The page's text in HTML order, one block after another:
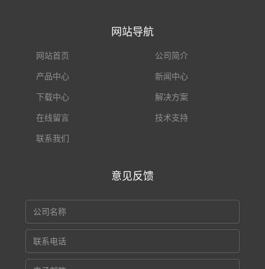
网站导航
网站首页 公司简介
产品中心 新闻中心
下载中心 解决方案
在线留言 技术支持
联系我们
意见反馈